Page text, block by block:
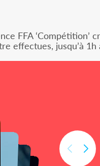
FFA ‘Compétition’
effectues, jusqu’à